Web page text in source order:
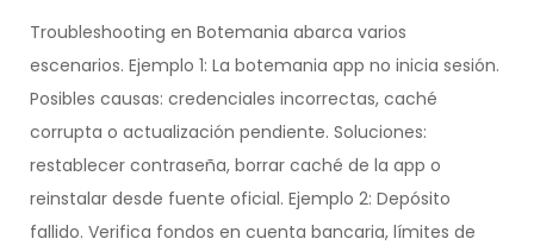
Troubleshooting en Botemania abarca varios
escenarios. Ejemplo 1: La botemania app no inicia sesión.
Posibles causas: credenciales incorrectas, caché
corrupta o actualización pendiente. Soluciones:
restablecer contraseña, borrar caché de la app o
reinstalar desde fuente oficial. Ejemplo 2: Depósito
fallido. Verifica fondos en cuenta bancaria, límites de